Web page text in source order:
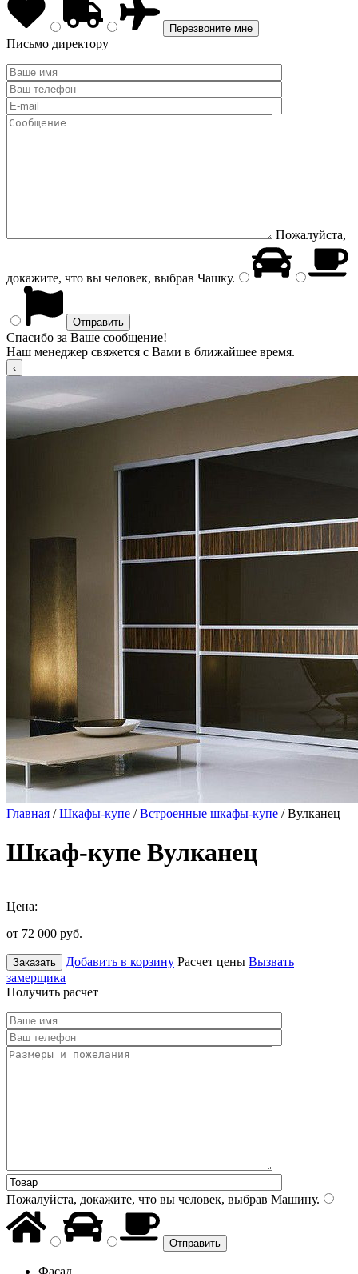
Письмо директору
Пожалуйста,
докажите, что вы человек, выбрав Чашку.
Спасибо за Ваше сообщение!
Наш менеджер свяжется с Вами в ближайшее время.
Главная /Шкафы-купе /Встроенные шкафы-купе / Вулканец
Шкаф-купе Вулканец
Цена:
от 72 000 руб.
Заказать Добавить в корзину Расчет цены Вызвать
замерщика
Получить расчет
Пожалуйста, докажите, что вы человек, выбрав Машину.
Фасад